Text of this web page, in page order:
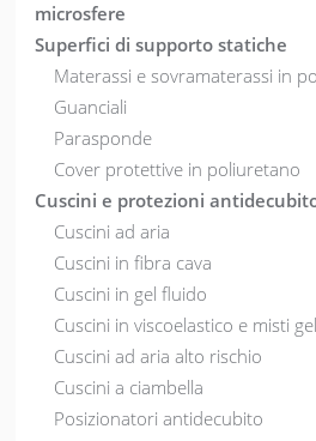
microsfere
Superfici di supporto statiche
Materassi e sovramaterassi in
Guanciali
Parasponde
Cover protettive in poliuretano
Cuscini e protezioni
Cuscini ad aria
Cuscini in fibra cava
Cuscini in gel fluido
Cuscini in viscoelastico e misti gel
Cuscini ad aria alto rischio
Cuscini a ciambella
Posizionatori antidecubito